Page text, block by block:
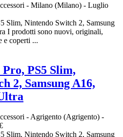
- Milano (Milano) - Luglio
Slim, Nintendo Switch 2, Samsung
I prodotti sono nuovi, originali,
e coperti ...
Pro, PS5 Slim,
2, Samsung A16,
-Agrigento (Agrigento) -
Slim, Nintendo Switch 2, Samsung